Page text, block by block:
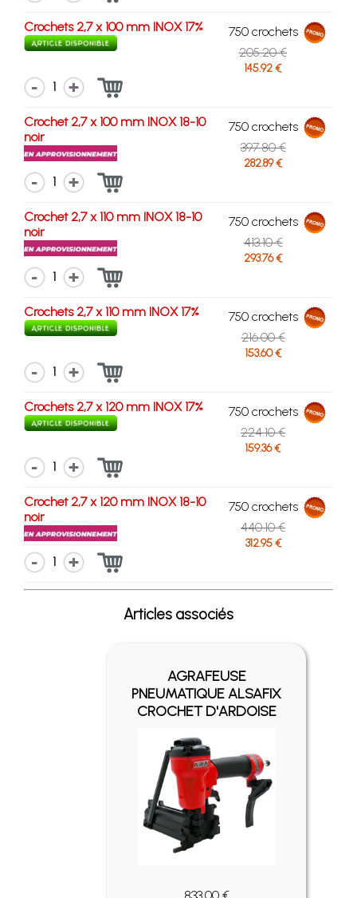
Crochets 2,7 x 100 mm INOX 17%
750 crochets
205.20 €
145.92 €
1
Crochet 2,7 x 100 mm INOX 18-10
noir
750 crochets
397.80 €
282.89 €
1
Crochet 2,7 x 110 mm INOX 18-10
noir
750 crochets
413.10 €
293.76 €
1
Crochets 2,7 x 110 mm INOX 17%
750 crochets
216.00 €
153.60 €
1
Crochets 2,7 x 120 mm INOX 17%
750 crochets
224.10 €
159.36 €
1
Crochet 2,7 x 120 mm INOX 18-10
noir
750 crochets
440.10 €
312.95 €
1
Articles associés
AGRAFEUSE
PNEUMATIQUE ALSAFIX
CROCHET D'ARDOISE
833.00 €